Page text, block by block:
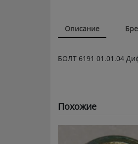
Описание
БОЛТ 6191 01.01.04
Похожие